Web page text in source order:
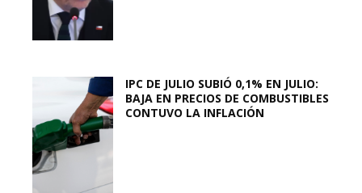
IPC DE JULIO SUBIÓ 0,1% EN JULIO:
BAJA EN PRECIOS DE COMBUSTIBLES
CONTUVO LA INFLACIÓN